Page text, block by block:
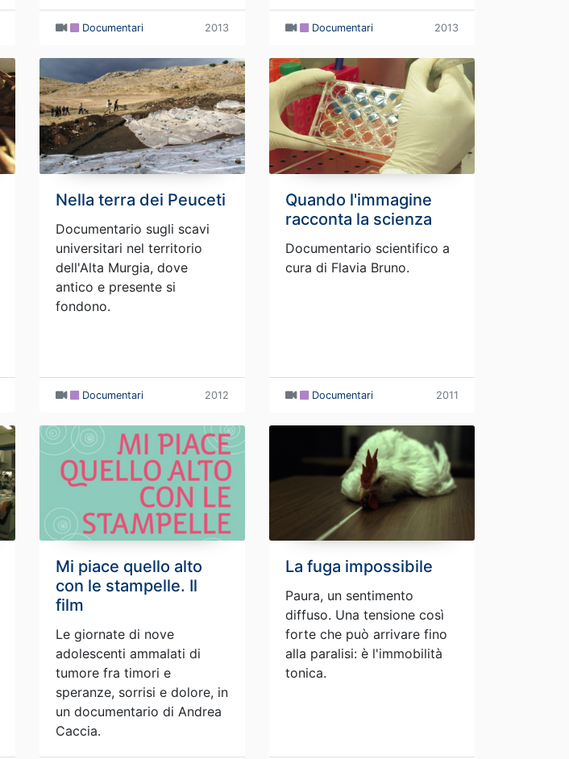
Documentari 2013 Documentari 2013
Nella terra dei Peuceti
Documentario sugli scavi
universitari nel territorio
dell'Alta Murgia, dove
antico e presente si
fondono.
Documentari 2012
Quando l'immagine
racconta la scienza
Documentario scientifico a
cura di Flavia Bruno.
Documentari 2011
Mi piace quello alto
con le stampelle. Il
film
Le giornate di nove
adolescenti ammalati di
tumore fra timori e
speranze, sorrisi e dolore, in
un documentario di Andrea
Caccia.
La fuga impossibile
Paura, un sentimento
diffuso. Una tensione così
forte che può arrivare fino
alla paralisi: è l'immobilità
tonica.